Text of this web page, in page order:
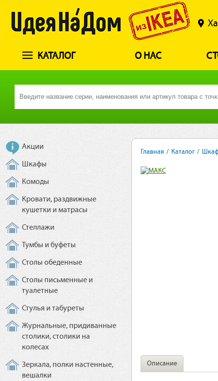
КАТАЛОГ О НАС
Акции
Шкафы
Комоды
Кровати, раздвижные
кушетки и матрасы
Стеллажи
Тумбы и буфеты
Столы обеденные
Столы письменные и
туалетные
Стулья и табуреты
Журнальные, придиванные
столики, столики на
колесах
Зеркала, полки настенные,
вешалки
Главная / Каталог /
Описание